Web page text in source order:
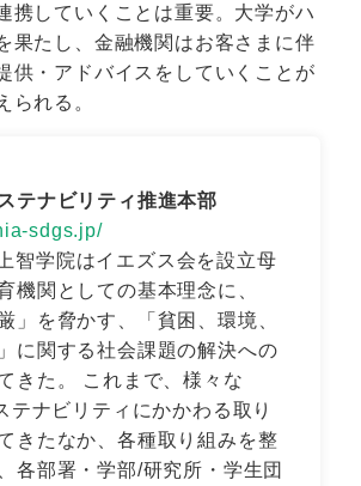
携していくことは重要。大学がハ
果たし、金融機関はお客さまに伴
供・アドバイスをしていくことが
られる。
テナビリティ推進本部
sdgs.jp/
智学院はイエズス会を設立母
機関としての基本理念に、
」を脅かす、「貧困、環境、
に関する社会課題の解決への
きた。 これまで、様々な
テナビリティにかかわる取り
きたなか、各種取り組みを整
各部署・学部/研究所・学生団